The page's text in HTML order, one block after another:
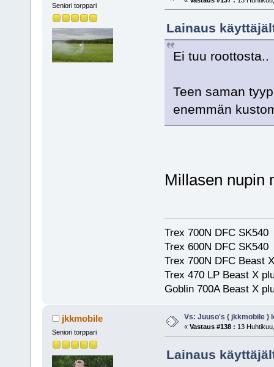
Seniori torppari
Lainaus
Ei tuu roottosta..
Teen saman
enemmän
Millasen nupin
Trex 700N DFC SK540
Trex 600N DFC SK540
Trex 700N DFC Beast
Trex 470 LP Beast X
Goblin 700A Beast X
jkkmobile
Seniori torppari
Vs: Juuso's ( jkkmobile )
« Vastaus #138 : 13
Lainaus